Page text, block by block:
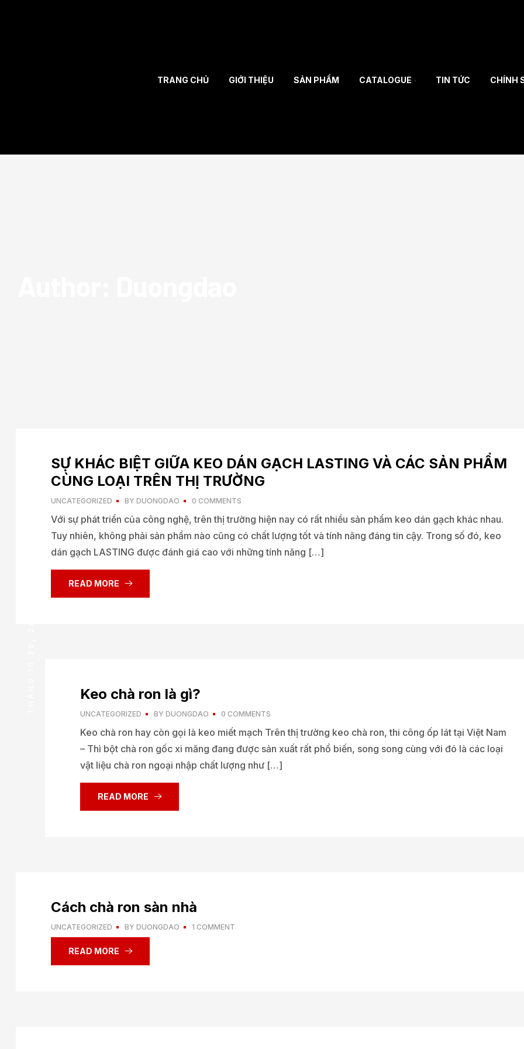
TRANG CHỦ GIỚI THIỆU SẢN PHẨM CATALOGUE TIN TỨC CHÍNH
SỰ KHÁC BIỆT GIỮA KEO DÁN GẠCH LASTING VÀ CÁC SẢN PHẨM
CÙNG LOẠI TRÊN THỊ TRƯỜNG
UNCATEGORIZED BY DUONGDAO 0 COMMENTS
Với sự phát triển của công nghệ, trên thị trường hiện nay có rất nhiều sản phẩm keo dán gạch khác nhau.
Tuy nhiên, không phải sản phẩm nào cũng có chất lượng tốt và tính năng đáng tin cậy. Trong số đó, keo
dán gạch LASTING được đánh giá cao với những tính năng […]
READ MORE
Keo chà ron là gì?
UNCATEGORIZED BY DUONGDAO 0 COMMENTS
Keo chà ron hay còn gọi là keo miết mạch Trên thị trường keo chà ron, thi công ốp lát tại Việt Nam
– Thì bột chà ron gốc xi măng đang được sản xuất rất phổ biến, song song cùng với đó là các loại
vật liệu chà ron ngoại nhập chất lượng như […]
READ MORE
Cách chà ron sàn nhà
UNCATEGORIZED BY DUONGDAO 1 COMMENT
READ MORE